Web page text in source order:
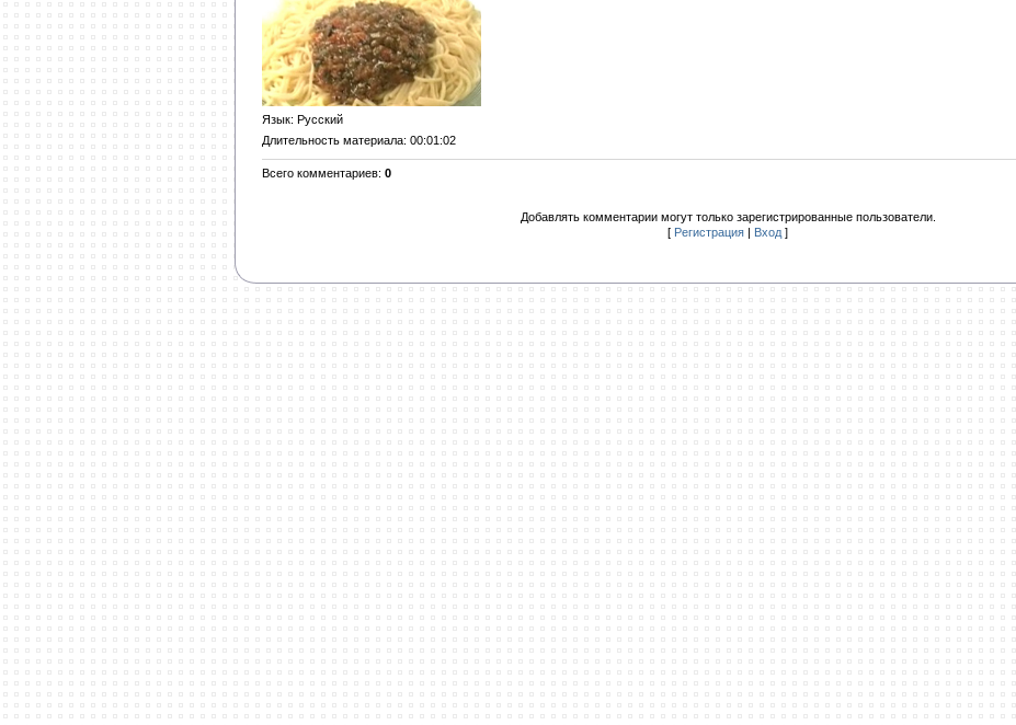
Язык: Русский
Длительность материала: 00:01:02
Всего комментариев: 0
Добавлять комментарии могут только зарегистрированные пользователи.
[ Регистрация | Вход ]